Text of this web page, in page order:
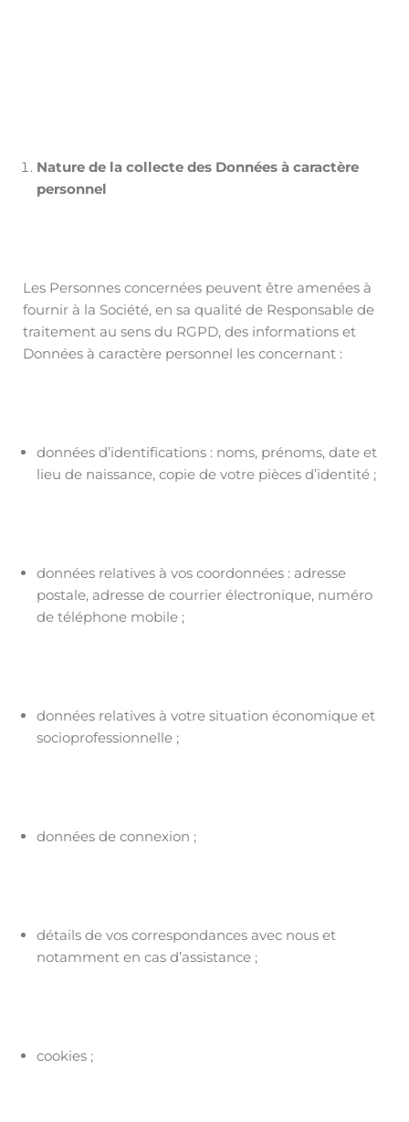
Nature de la collecte des Données à caractère
personnel
Les Personnes concernées peuvent être amenées à
fournir à la Société, en sa qualité de Responsable de
traitement au sens du RGPD, des informations et
Données à caractère personnel les concernant :
données d’identifications : noms, prénoms, date et
lieu de naissance, copie de votre pièces d’identité ;
données relatives à vos coordonnées : adresse
postale, adresse de courrier électronique, numéro
de téléphone mobile ;
données relatives à votre situation économique et
socioprofessionnelle ;
données de connexion ;
détails de vos correspondances avec nous et
notamment en cas d’assistance ;
cookies ;